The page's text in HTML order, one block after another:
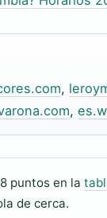
,
,
puntos en la
de cerca.